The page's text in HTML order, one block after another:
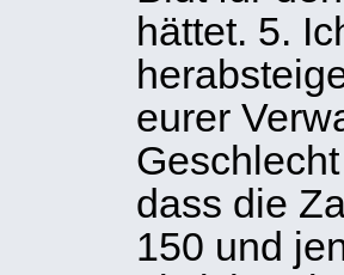
hättet. 5.
eurer
dass die
150 und